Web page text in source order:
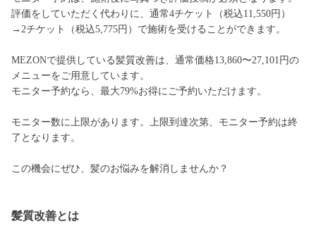
評価をしていただく代わりに、通常4チケット（税込11,550円）
→2チケット（税込5,775円）で施術を受けることができます。
MEZONで提供している髪質改善は、通常価格13,860〜27,101円の
メニューをご用意しています。
モニター予約なら、最大79%お得にご予約いただけます。
モニター数に上限があります。上限到達次第、モニター予約は終
了となります。
この機会にぜひ、髪のお悩みを解消しませんか？
髪質改善とは